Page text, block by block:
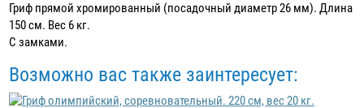
Гриф прямой хромированный (посадочный диаметр 26 мм). Длина
150 см. Вес 6 кг.
С замками.
Возможно вас также заинтересует: